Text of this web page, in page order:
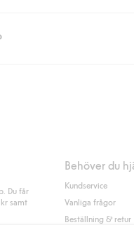
eller om du handlar för
Du får
samt
Behöver du
Kundservice
Vanliga frågor
Beställning & retur